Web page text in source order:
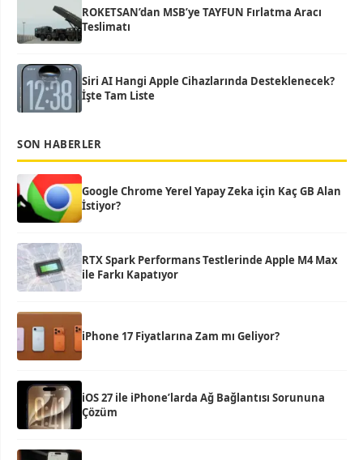
ROKETSAN’dan MSB’ye TAYFUN Fırlatma Aracı
Teslimatı
Siri AI Hangi Apple Cihazlarında Desteklenecek?
İşte Tam Liste
SON HABERLER
Google Chrome Yerel Yapay Zeka için Kaç GB Alan
İstiyor?
RTX Spark Performans Testlerinde Apple M4 Max
ile Farkı Kapatıyor
iPhone 17 Fiyatlarına Zam mı Geliyor?
iOS 27 ile iPhone’larda Ağ Bağlantısı Sorununa
Çözüm